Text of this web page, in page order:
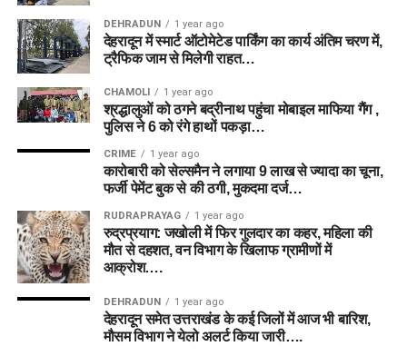
DEHRADUN 1 year ago
देहरादून में स्मार्ट ऑटोमेटेड पार्किंग का कार्य अंतिम चरण में,
ट्रैफिक जाम से मिलेगी राहत…
CHAMOLI 1 year ago
श्रद्धालुओं को ठगने बद्रीनाथ पहुंचा मोबाइल माफिया गैंग ,
पुलिस ने 6 को रंगे हाथों पकड़ा…
CRIME 1 year ago
कारोबारी को सेल्समैन ने लगाया 9 लाख से ज्यादा का चूना,
फर्जी पेमेंट बुक से की ठगी, मुकदमा दर्ज…
RUDRAPRAYAG 1 year ago
रुद्रप्रयाग: जखोली में फिर गुलदार का कहर, महिला की
मौत से दहशत, वन विभाग के खिलाफ ग्रामीणों में
आक्रोश….
DEHRADUN 1 year ago
देहरादून समेत उत्तराखंड के कई जिलों में आज भी बारिश,
मौसम विभाग ने येलो अलर्ट किया जारी….